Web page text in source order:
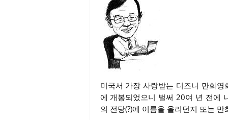
미국서 가장 사랑받는 디즈니 만화
에 개봉되었으니 벌써 20여 년 전에
의 전당(?)에 이름을 올리던지 또는